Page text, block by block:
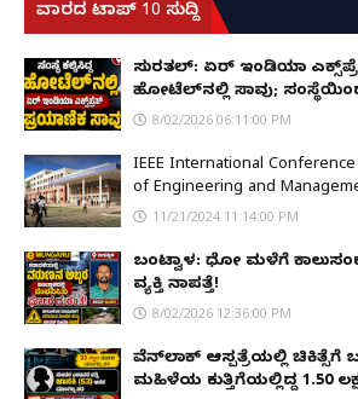
ವಾರದ ಟಾಪ್ 10 ಸುದ್ದಿ
ಸುರತ್ಕಲ್: ಏರ್ ಇಂಡಿಯಾ
ಹೋಟೆಲ್‌ನಲ್ಲಿ ಸಾವು;
8/02/2026 06:11:00 PM
IEEE International
of Engineering and
11/21/2024 11:14:00 PM
ಬಂಟ್ವಾಳ: ಧೋ ಮಳೆಗೆ
ವ್ಯಕ್ತಿ ನಾಪತ್ತೆ!
8/02/2026 12:36:00 PM
ವೆನ್‌ಲಾಕ್ ಆಸ್ಪತ್ರೆಯಲ್ಲಿ ಚಿಕಿತ್ಸೆಗೆ
ಮಹಿಳೆಯ ಕುತ್ತಿಗೆಯಲ್ಲಿದ್ದ ₹1.50